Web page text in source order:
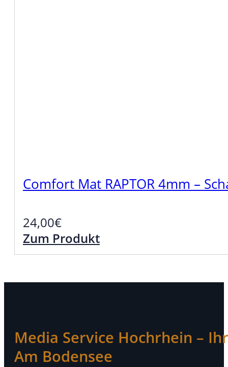
Comfort Mat RAPTOR 4mm –
24,00€
Zum Produkt
Media Service Hochrhein –
Am Bodensee